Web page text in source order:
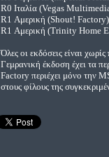
R0 Ιταλία (Vegas
R1 Αμερική (Shout!
R1 Αμερική (Trinity Home
Όλες οι εκδόσεις είναι
Γεμρανική έκδοση έχει τα
Factory περιέχει μόνο την
στους φίλους της